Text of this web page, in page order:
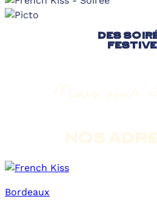
DES
Nous vous
NOS
Bordeaux